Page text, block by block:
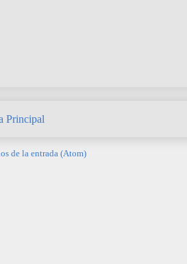
Principal
de la entrada (Atom)